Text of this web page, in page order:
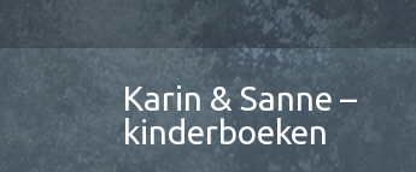
naar
inhoud
Karin & Sanne –
kinderboeken